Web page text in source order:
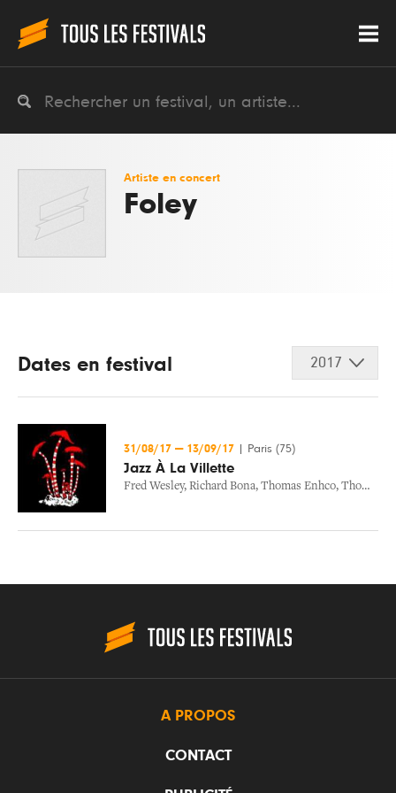
Artiste en concert
Foley
Dates en festival 2017
31/08/17 — 13/09/17 Paris (75)
Jazz À La Villette
Fred Wesley, Richard Bona, Thomas Enhco, Thomas De Pourquery
A PROPOS
CONTACT